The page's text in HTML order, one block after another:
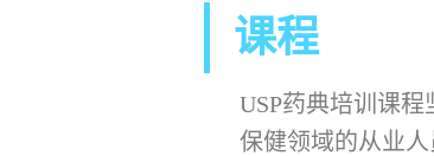
课程
USP药典培训课
保健领域的从业人